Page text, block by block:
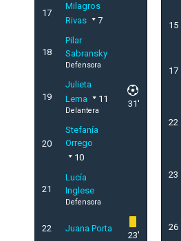
17
Milagros
Rivas
7
18
Pilar
Sabransky
Defensora
19
Julieta
Lema
11
Delantera
31'
20
Stefanía
Orrego
10
21
Lucía
Inglese
Defensora
22 Juana Porta
23'
15
17
22
23
26